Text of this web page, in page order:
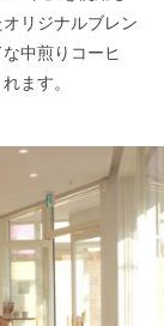
リジナルブレン
中煎りコーヒ
ます。